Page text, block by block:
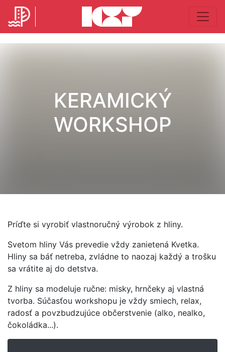
KERAMICKÝ
WORKSHOP
Príďte si vyrobiť vlastnoručný výrobok z hliny.
Svetom hliny Vás prevedie vždy zanietená Kvetka.
Hliny sa báť netreba, zvládne to naozaj každý a trošku
sa vrátite aj do detstva.
Z hliny sa modeluje ručne: misky, hrnčeky aj vlastná
tvorba. Súčasťou workshopu je vždy smiech, relax,
radosť a povzbudzujúce občerstvenie (alko, nealko,
čokoládka...).